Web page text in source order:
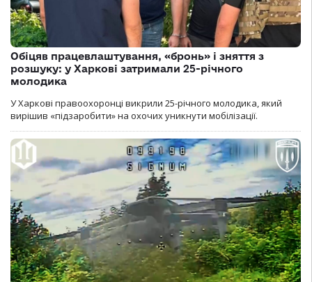
Обіцяв працевлаштування, «бронь» і зняття з
розшуку: у Харкові затримали 25-річного
молодика
У Харкові правоохоронці викрили 25-річного молодика, який
вирішив «підзаробити» на охочих уникнути мобілізації.